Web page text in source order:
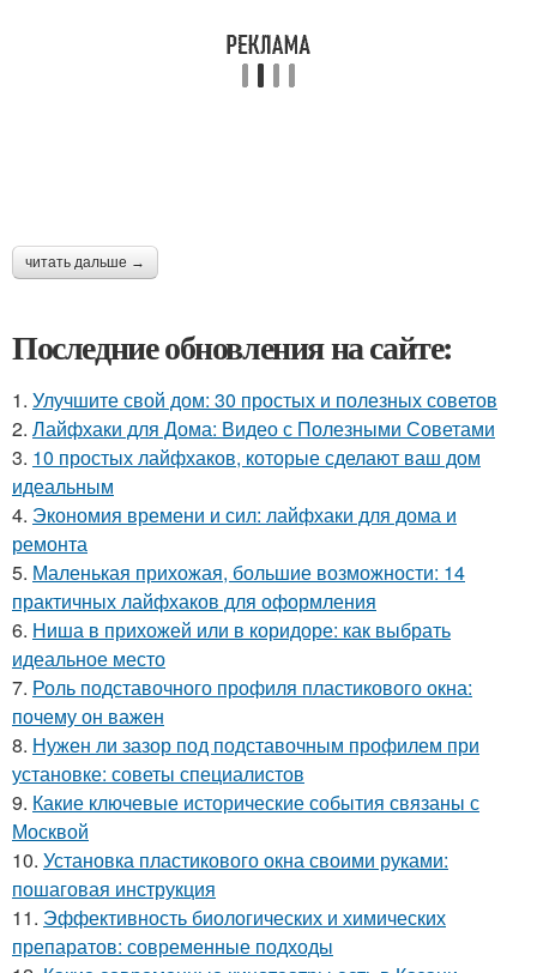
читать дальше →
Последние обновления на сайте:
1. Улучшите свой дом: 30 простых и полезных советов
2. Лайфхаки для Дома: Видео с Полезными Советами
3. 10 простых лайфхаков, которые сделают ваш дом
идеальным
4. Экономия времени и сил: лайфхаки для дома и
ремонта
5. Маленькая прихожая, большие возможности: 14
практичных лайфхаков для оформления
6. Ниша в прихожей или в коридоре: как выбрать
идеальное место
7. Роль подставочного профиля пластикового окна:
почему он важен
8. Нужен ли зазор под подставочным профилем при
установке: советы специалистов
9. Какие ключевые исторические события связаны с
Москвой
10. Установка пластикового окна своими руками:
пошаговая инструкция
11. Эффективность биологических и химических
препаратов: современные подходы